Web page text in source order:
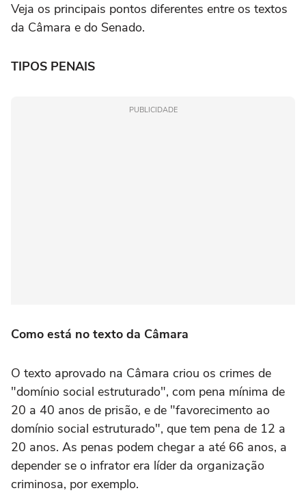
Veja os principais pontos diferentes entre os textos
da Câmara e do Senado.
TIPOS PENAIS
PUBLICIDADE
Como está no texto da Câmara
O texto aprovado na Câmara criou os crimes de
"domínio social estruturado", com pena mínima de
20 a 40 anos de prisão, e de "favorecimento ao
domínio social estruturado", que tem pena de 12 a
20 anos. As penas podem chegar a até 66 anos, a
depender se o infrator era líder da organização
criminosa, por exemplo.